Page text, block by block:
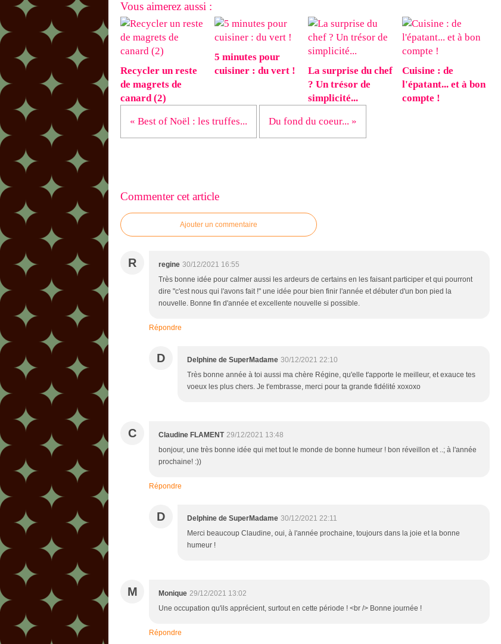
Vous aimerez aussi :
Recycler un reste
de magrets de
canard (2)
5 minutes pour
cuisiner : du vert !
La surprise du chef
? Un trésor de
simplicité...
Cuisine : de
l'épatant... et à bon
compte !
« Best of Noël : les truffes... Du fond du coeur... »
Commenter cet article
Ajouter un commentaire
R regine 30/12/2021 16:55
Très bonne idée pour calmer aussi les ardeurs de certains en les faisant participer et qui pourront
dire "c'est nous qui l'avons fait !" une idée pour bien finir l'année et débuter d'un bon pied la
nouvelle. Bonne fin d'année et excellente nouvelle si possible.
Répondre
D Delphine de SuperMadame 30/12/2021 22:10
Très bonne année à toi aussi ma chère Régine, qu'elle t'apporte le meilleur, et exauce tes
voeux les plus chers. Je t'embrasse, merci pour ta grande fidélité xoxoxo
C Claudine FLAMENT 29/12/2021 13:48
bonjour, une très bonne idée qui met tout le monde de bonne humeur ! bon réveillon et ..; à l'année
prochaine! :))
Répondre
D Delphine de SuperMadame 30/12/2021 22:11
Merci beaucoup Claudine, oui, à l'année prochaine, toujours dans la joie et la bonne
humeur !
M Monique 29/12/2021 13:02
Une occupation qu'ils apprécient, surtout en cette période ! <br /> Bonne journée !
Répondre